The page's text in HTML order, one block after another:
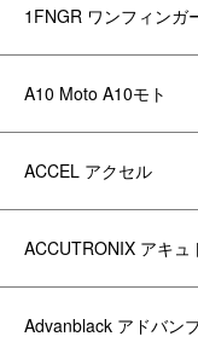
1FNGR ワンフィンガ
A10 Moto A10モト
ACCEL アクセル
ACCUTRONIX アキュ
Advanblack アドバン